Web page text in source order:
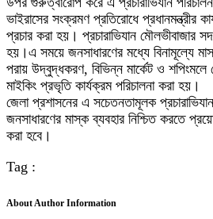
ভাইরাসের সংক্রমণ প্রতিরোধে প্রধানমন্ত্রীর
প্রচার করা হয়। প্রচারাভিযান মৌলভীবাজার
হয়।এ সময়ে জনসাধারণের মধ্যে বিনামূল্যে
পরায় উদ্বুদ্ধকরণ, বিভিন্ন মার্কেট ও শপিংমলে
মাইকিং প্রভৃতি কার্যক্রম পরিচালনা করা হয়।
জেলা প্রশাসনের এ সচেতনতামূলক
জনসাধারণের মাস্ক ব্যবহার নিশ্চিত করতে
করা হবে।
Tag :
About Author Information